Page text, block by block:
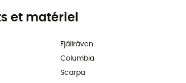
et matériel
Fjällräven
Columbia
Scarpa